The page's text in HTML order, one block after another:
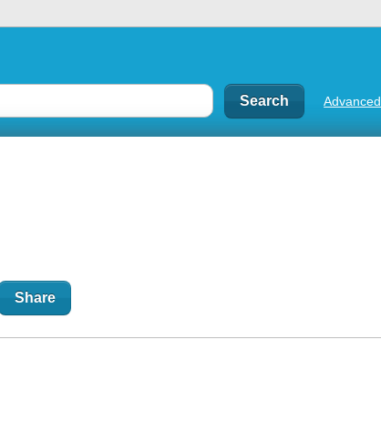
Advanced
Share